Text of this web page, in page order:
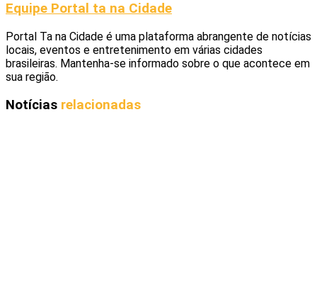
Equipe Portal ta na Cidade
Portal Ta na Cidade é uma plataforma abrangente de notícias
locais, eventos e entretenimento em várias cidades
brasileiras. Mantenha-se informado sobre o que acontece em
sua região.
Notícias relacionadas